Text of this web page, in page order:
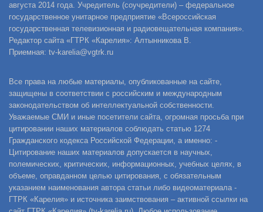
августа 2014 года. Учредитель (соучредители) – федеральное
государственное унитарное предприятие «Всероссийская
государственная телевизионная и радиовещательная компания».
Редактор сайта «ГТРК «Карелия»: Алтынникова В.
Приемная: tv-karelia@vgtrk.ru
Все права на любые материалы, опубликованные на сайте,
защищены в соответствии с российским и международным
законодательством об интеллектуальной собственности.
Уважаемые СМИ и иные посетители сайта, огромная просьба при
цитировании наших материалов соблюдать статью 1274
Гражданского кодекса Российской Федерации, а именно: -
Цитирование наших материалов допускается в научных,
полемических, критических, информационных, учебных целях, в
объеме, оправданном целью цитирования, с обязательным
указанием наименования автора статьи либо видеоматериала -
ГТРК «Карелия» и источника заимствования – активной ссылки на